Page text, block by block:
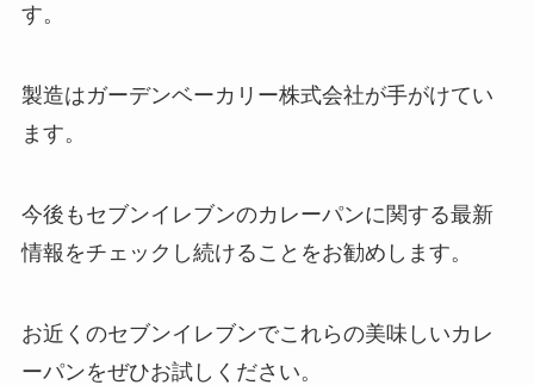
コンビニのおでんが売ってない？
生もみじ饅頭の販売店はどこ？東
エリアで購入できる？
す。
製造はガーデンベーカリー株式会社が手がけてい
ます。
今後もセブンイレブンのカレーパンに関する最新
情報をチェックし続けることをお勧めします。
お近くのセブンイレブンでこれらの美味しいカレ
ーパンをぜひお試しください。